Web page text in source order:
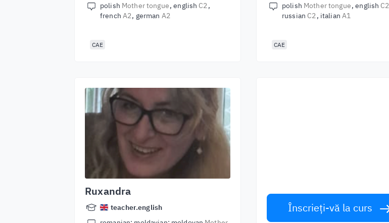
polish Mother tongue english C2
french A2 german A2
CAE
polish Mother tongue english C2
russian C2 italian A1
CAE
Ruxandra
teacher.english
Înscrieți-vă la curs